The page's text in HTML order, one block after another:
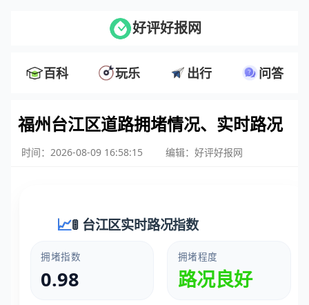
好评好报网
百科 玩乐 出行 问答
福州台江区道路拥堵情况、实时路况
时间：2026-08-09 16:58:15 编辑：好评好报网
🚦 台江区实时路况指数
拥堵指数
0.98
拥堵程度
路况良好